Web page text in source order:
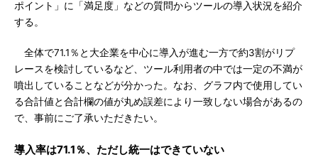
ポイント」に「満足度」などの質問からツールの導入状況を紹介
する。
全体で71.1％と大企業を中心に導入が進む一方で約3割がリプ
レースを検討しているなど、ツール利用者の中では一定の不満が
噴出していることなどが分かった。なお、グラフ内で使用してい
る合計値と合計欄の値が丸め誤差により一致しない場合があるの
で、事前にご了承いただきたい。
導入率は71.1％、ただし統一はできていない